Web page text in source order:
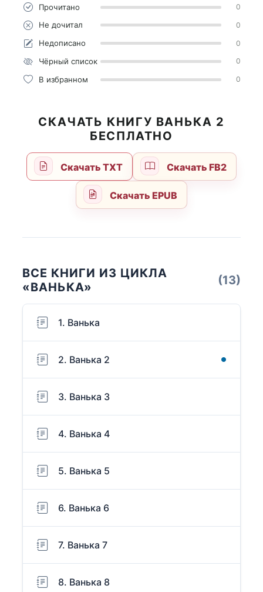
Прочитано 0
Не дочитал 0
Недописано 0
Чёрный список 0
В избранном 0
СКАЧАТЬ КНИГУ ВАНЬКА 2
БЕСПЛАТНО
Скачать TXT Скачать FB2
Скачать EPUB
ВСЕ КНИГИ ИЗ ЦИКЛА
«ВАНЬКА»
(13)
1. Ванька
2. Ванька 2
3. Ванька 3
4. Ванька 4
5. Ванька 5
6. Ванька 6
7. Ванька 7
8. Ванька 8